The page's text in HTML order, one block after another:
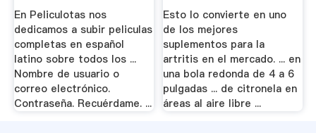
En Peliculotas nos
dedicamos a subir peliculas
completas en español
latino sobre todos los ...
Nombre de usuario o
correo electrónico.
Contraseña. Recuérdame. ...
Esto lo convierte en uno
de los mejores
suplementos para la
artritis en el mercado. ... en
una bola redonda de 4 a 6
pulgadas ... de citronela en
áreas al aire libre ...